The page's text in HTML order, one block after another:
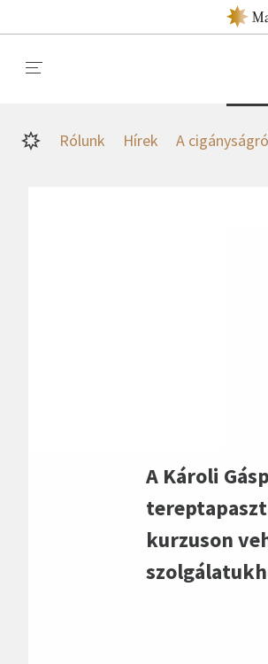
Rólunk Hírek A
A Károli
kurzuson